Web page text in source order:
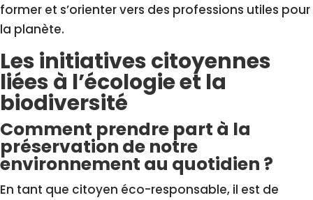
former et s’orienter vers des professions utiles pour
la planète.
Les initiatives citoyennes
liées à l’écologie et la
biodiversité
Comment prendre part à la
préservation de notre
environnement au quotidien ?
En tant que citoyen éco-responsable, il est de